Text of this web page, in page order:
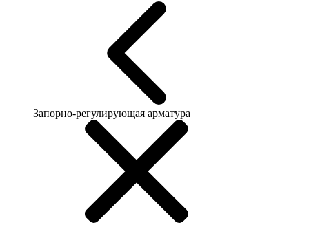
Запорно-регулирующая арматура